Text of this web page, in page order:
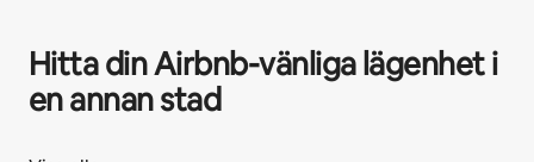
Hitta din Airbnb-vänliga lägenhet i
en annan stad